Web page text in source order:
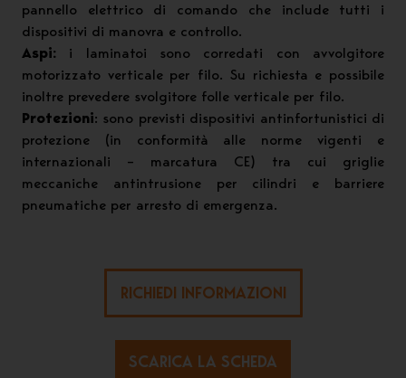
pannello elettrico di comando che include tutti i
dispositivi di manovra e controllo.
Aspi: i laminatoi sono corredati con avvolgitore
motorizzato verticale per filo. Su richiesta e possibile
inoltre prevedere svolgitore folle verticale per filo.
Protezioni: sono previsti dispositivi antinfortunistici di
protezione (in conformità alle norme vigenti e
internazionali – marcatura CE) tra cui griglie
meccaniche antintrusione per cilindri e barriere
pneumatiche per arresto di emergenza.
RICHIEDI INFORMAZIONI
SCARICA LA SCHEDA